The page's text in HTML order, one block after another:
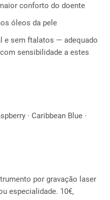
conforto do doente
óleos da pele
e sem ftalatos — adequado
sensibilidade a estes
· Caribbean Blue ·
por gravação laser
especialidade. 10€,